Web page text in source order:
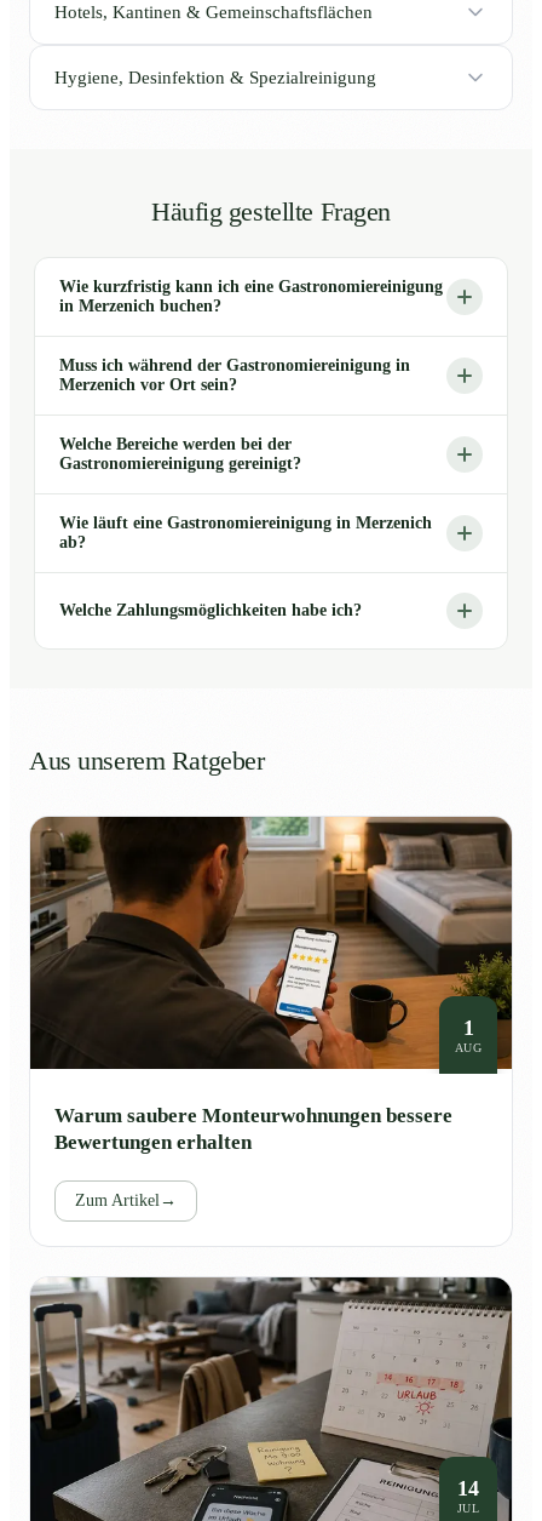
Hotels, Kantinen & Gemeinschaftsflächen
Hygiene, Desinfektion & Spezialreinigung
Häufig gestellte Fragen
Wie kurzfristig kann ich eine Gastronomiereinigung
in Merzenich buchen?
Muss ich während der Gastronomiereinigung in
Merzenich vor Ort sein?
Welche Bereiche werden bei der
Gastronomiereinigung gereinigt?
Wie läuft eine Gastronomiereinigung in Merzenich
ab?
Welche Zahlungsmöglichkeiten habe ich?
Aus unserem Ratgeber
1
AUG
Warum saubere Monteurwohnungen bessere
Bewertungen erhalten
Zum Artikel→
14
JUL